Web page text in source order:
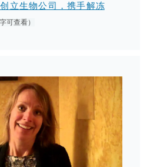
立生物公司，携手解冻
可查看）